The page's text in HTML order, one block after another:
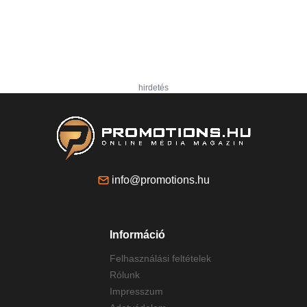
hirdetés
info@promotions.hu
Információ
Felhasználási feltételek
Rólunk
Impresszum